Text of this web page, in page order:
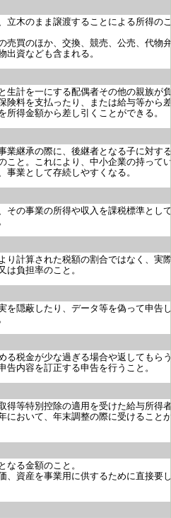
立木のまま譲渡することによる所得の
売買のほか、交換、競売、公売、代物
出資なども含まれる。
生計を一にする配偶者その他の親族が
険料を支払ったり、または給与等から
所得金額から差し引くことができる。
業継承の際に、後継者となる子に対す
こと。これにより、中小企業の持って
事業として存続しやすくなる。
その事業の所得や収入を課税標準とし
り計算された税額の割合ではなく、実
は負担率のこと。
を隠蔽したり、データ等を偽って申告
る税金が少な過ぎる場合や返してもら
告内容を訂正する申告を行うこと。
得等特別控除の適用を受けた給与所得
において、年末調整の際に受けること
なる金額のこと。
、資産を事業用に供するために直接要